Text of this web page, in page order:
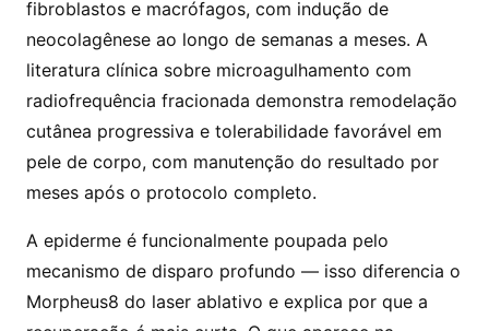
fibroblastos e macrófagos, com indução de
neocolagênese ao longo de semanas a meses. A
literatura clínica sobre microagulhamento com
radiofrequência fracionada demonstra remodelação
cutânea progressiva e tolerabilidade favorável em
pele de corpo, com manutenção do resultado por
meses após o protocolo completo.
A epiderme é funcionalmente poupada pelo
mecanismo de disparo profundo — isso diferencia o
Morpheus8 do laser ablativo e explica por que a